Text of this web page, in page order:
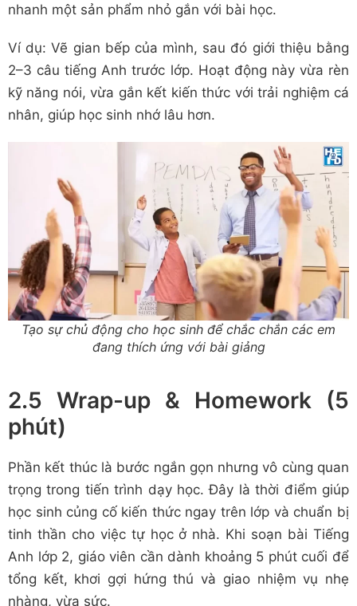
nhanh một sản phẩm nhỏ gắn với bài học.
Ví dụ: Vẽ gian bếp của mình, sau đó giới thiệu bằng
2–3 câu tiếng Anh trước lớp. Hoạt động này vừa rèn
kỹ năng nói, vừa gắn kết kiến thức với trải nghiệm cá
nhân, giúp học sinh nhớ lâu hơn.
Tạo sự chủ động cho học sinh để chắc chắn các em
đang thích ứng với bài giảng
2.5 Wrap-up & Homework (5
phút)
Phần kết thúc là bước ngắn gọn nhưng vô cùng quan
trọng trong tiến trình dạy học. Đây là thời điểm giúp
học sinh củng cố kiến thức ngay trên lớp và chuẩn bị
tinh thần cho việc tự học ở nhà. Khi soạn bài Tiếng
Anh lớp 2, giáo viên cần dành khoảng 5 phút cuối để
tổng kết, khơi gợi hứng thú và giao nhiệm vụ nhẹ
nhàng, vừa sức.